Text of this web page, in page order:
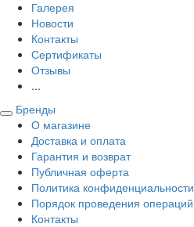
Галерея
Новости
Контакты
Сертификаты
Отзывы
...
Бренды
О магазине
Доставка и оплата
Гарантия и возврат
Публичная оферта
Политика конфиденциальности
Порядок проведения операций
Контакты